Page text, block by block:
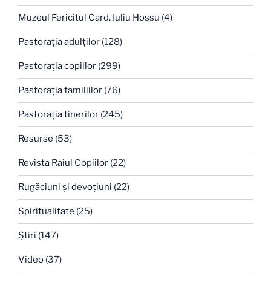
Muzeul Fericitul Card. Iuliu Hossu (4)
Pastoraţia adulţilor (128)
Pastoraţia copiilor (299)
Pastoraţia familiilor (76)
Pastoraţia tinerilor (245)
Resurse (53)
Revista Raiul Copiilor (22)
Rugăciuni şi devoţiuni (22)
Spiritualitate (25)
Ştiri (147)
Video (37)